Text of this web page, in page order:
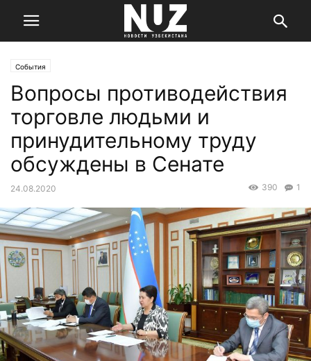
События
Вопросы противодействия
торговле людьми и
принудительному труду
обсуждены в Сенате
24.08.2020 1
390